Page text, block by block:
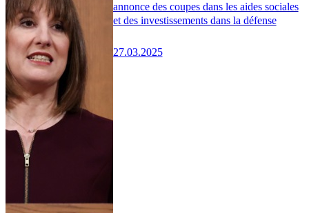
annonce des coupes dans les aides sociales
et des investissements dans la défense
27.03.2025